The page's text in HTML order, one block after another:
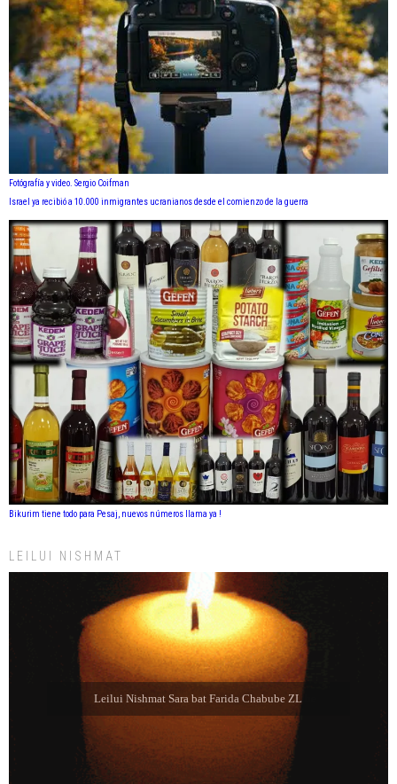
Fotógrafía y video. Sergio Coifman
Israel ya recibió a 10.000 inmigrantes ucranianos desde el comienzo de la guerra
Bikurim tiene todo para Pesaj, nuevos números llama ya !
LEILUI NISHMAT
Leilui Nishmat Sara bat Farida Chabube ZL